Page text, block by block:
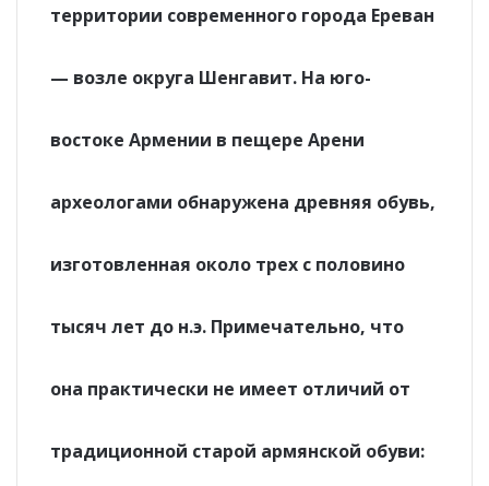
территории современного города Ереван
— возле округа Шенгавит. На юго-
востоке Армении в пещере Арени
археологами обнаружена древняя обувь,
изготовленная около трех с половино
тысяч лет до н.э. Примечательно, что
она практически не имеет отличий от
традиционной старой армянской обуви: